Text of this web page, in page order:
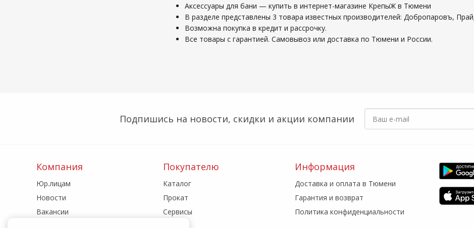
Аксессуары для бани — купить в интернет-магазине КрепыЖ в Тюмени
В разделе представлены 3 товара известных производителей: Добропаровъ,
Возможна покупка в кредит и рассрочку.
Все товары с гарантией. Самовывоз или доставка по Тюмени и России.
Подпишись на новости, скидки и акции компании
Компания
Юр.лицам
Новости
Вакансии
Покупателю
Каталог
Прокат
Сервисы
Информация
Доставка и оплата в Тюмени
Гарантия и возврат
Политика конфиденциальности